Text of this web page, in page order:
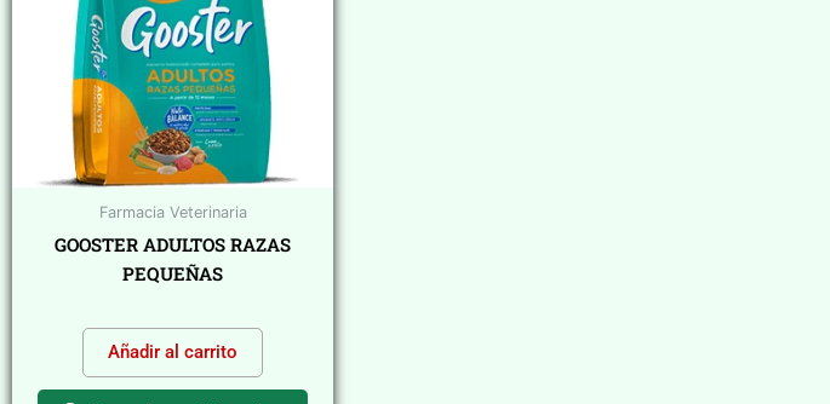
Farmacia Veterinaria
GOOSTER ADULTOS RAZAS
PEQUEÑAS
Añadir al carrito